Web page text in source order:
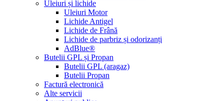
Uleiuri și lichide
Uleiuri Motor
Lichide Antigel
Lichide de Frână
Lichide de parbriz și odorizanți
AdBlue®
Butelii GPL și Propan
Butelii GPL (aragaz)
Butelii Propan
Factură electronică
Alte servicii